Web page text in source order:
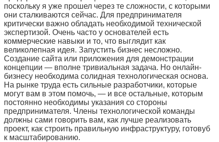
поскольку я уже прошел через те сложности, с которыми
они сталкиваются сейчас. Для предпринимателя
критически важно обладать необходимой технической
экспертизой. Очень часто у основателей есть
коммерческие навыки и то, что выглядит как
великолепная идея. Запустить бизнес несложно.
Создание сайта или приложения для демонстрации
концепции — вполне тривиальная задача. Но онлайн-
бизнесу необходима солидная технологическая основа.
На рынке труда есть сильные разработчики, которые
могут вам в этом помочь, — и все остальные, которым
постоянно необходимы указания со стороны
предпринимателя. Члены технологической команды
должны сами говорить вам, как лучше реализовать
проект, как строить правильную инфраструктуру, готовуб
к масштабированию.